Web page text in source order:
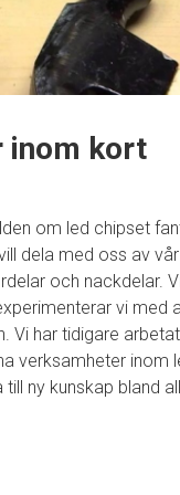
inom kort
om led chipset
dela med oss av
och nackdelar.
vi med
Vi har tidigare
verksamheter inom
ny kunskap bland